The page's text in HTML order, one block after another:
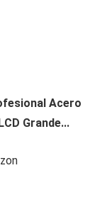
Acero
Grande...